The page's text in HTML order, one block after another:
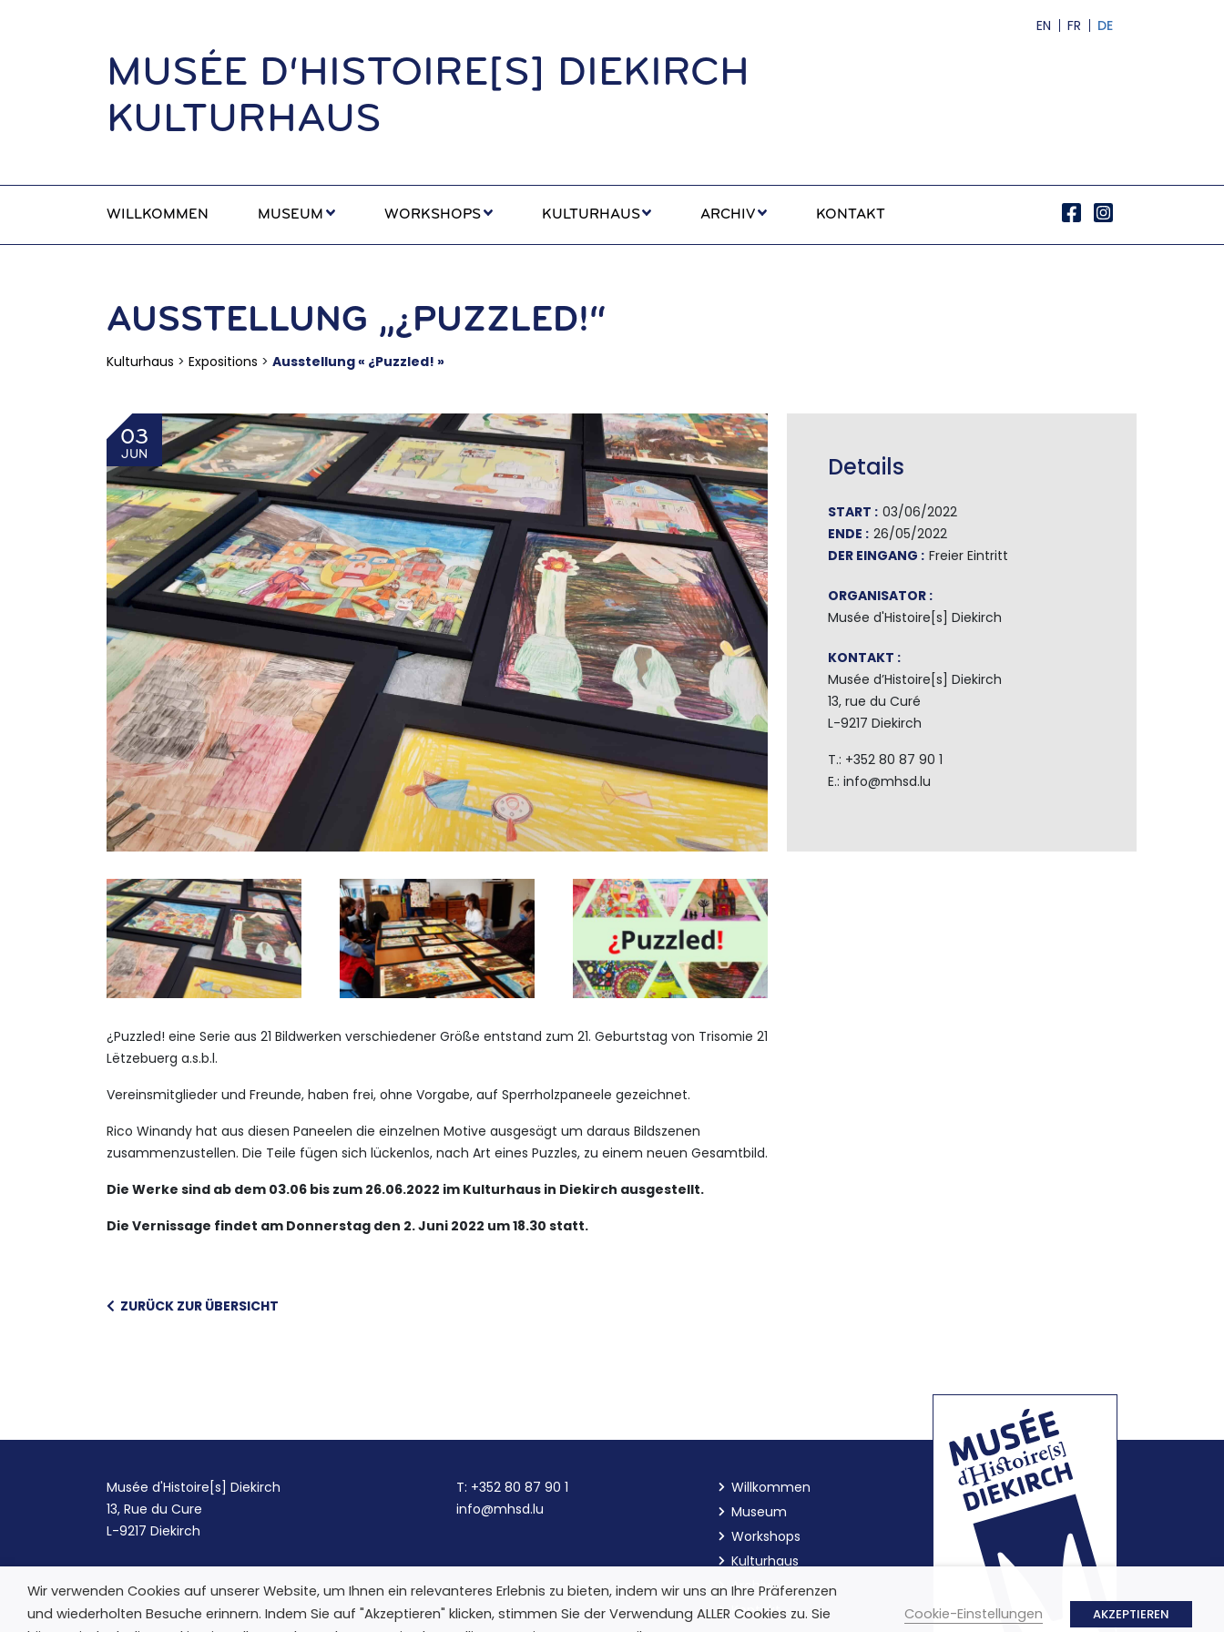
EN FR DE
MUSÉE D‘HISTOIRE[S] DIEKIRCH
KULTURHAUS
WILLKOMMEN MUSEUM WORKSHOPS KULTURHAUS ARCHIV KONTAKT
AUSSTELLUNG „¿PUZZLED!“
Kulturhaus > Expositions > Ausstellung « ¿Puzzled! »
03
JUN Details
START : 03/06/2022
ENDE : 26/05/2022
DER EINGANG : Freier Eintritt
ORGANISATOR :
Musée d'Histoire[s] Diekirch
KONTAKT :
Musée d’Histoire[s] Diekirch
13, rue du Curé
L-9217 Diekirch
T.: +352 80 87 90 1
E.: info@mhsd.lu
¿Puzzled! eine Serie aus 21 Bildwerken verschiedener Größe entstand zum 21. Geburtstag von Trisomie 21
Lëtzebuerg a.s.b.l.
Vereinsmitglieder und Freunde, haben frei, ohne Vorgabe, auf Sperrholzpaneele gezeichnet.
Rico Winandy hat aus diesen Paneelen die einzelnen Motive ausgesägt um daraus Bildszenen
zusammenzustellen. Die Teile fügen sich lückenlos, nach Art eines Puzzles, zu einem neuen Gesamtbild.
Die Werke sind ab dem 03.06 bis zum 26.06.2022 im Kulturhaus in Diekirch ausgestellt.
Die Vernissage findet am Donnerstag den 2. Juni 2022 um 18.30 statt.
ZURÜCK ZUR ÜBERSICHT
Musée d'Histoire[s] Diekirch
13, Rue du Cure
L-9217 Diekirch
T: +352 80 87 90 1
info@mhsd.lu
Willkommen
Museum
Workshops
Kulturhaus
Archiv
Kontakt
Wir verwenden Cookies auf unserer Website, um Ihnen ein relevanteres Erlebnis zu bieten, indem wir uns an Ihre Präferenzen
und wiederholten Besuche erinnern. Indem Sie auf "Akzeptieren" klicken, stimmen Sie der Verwendung ALLER Cookies zu. Sie
Cookie-Einstellungen AKZEPTIEREN